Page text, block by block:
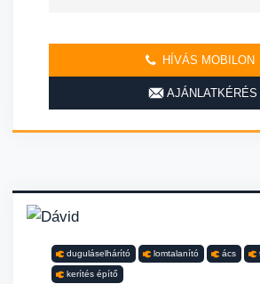
HÍVÁS MOBILON
AJÁNLATKÉRÉS
duguláselhárító lomtalanító ács
kerítés építő